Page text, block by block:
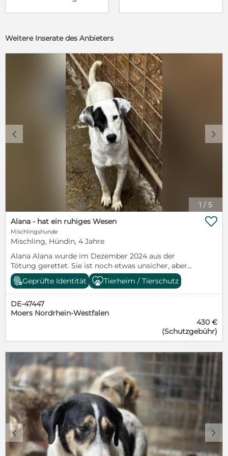
Weitere Inserate des Anbieters
1 / 5
c d
Alana - hat ein ruhiges Wesen
Mischlingshunde
Mischling, Hündin, 4 Jahre
Alana Alana wurde im Dezember 2024 aus der
Tötung gerettet. Sie ist noch etwas unsicher, aber
eine wirklich süße und liebe Maus. Alana lässt sich
gerne den Kopf kraulen. Sie hat ein sehr ruhiges
Wesen. Ihr Alter wird auf ca. 2 Jahre geschätzt, das
bedeutet, sie ist ca. 2022 geboren. Sie reist kastriert,
gechipt, geimpft und gegen Parasiten behandelt mit

Geprüfte Identität Tierheim / Tierschutz
DE-47447
Moers Nordrhein-Westfalen
430 €
(Schutzgebühr)
c d